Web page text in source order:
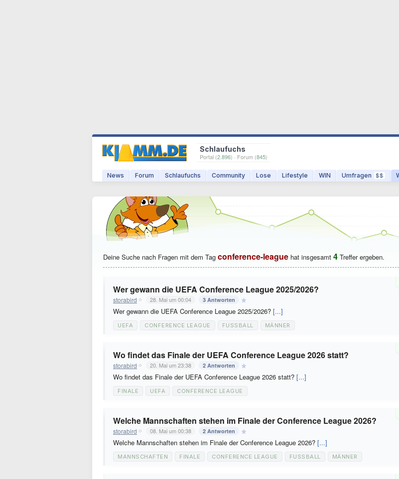
Schlaufuchs
Portal (2.896) · Forum (845)
News Forum Schlaufuchs Community Lose Lifestyle WIN Umfragen $$
Deine Suche nach Fragen mit dem Tag conference-league hat insgesamt 4 Treffer ergeben.
Wer gewann die UEFA Conference League 2025/2026?
storabird 28. Mai um 00:04 3 Antworten
Wer gewann die UEFA Conference League 2025/2026? [...]
UEFA CONFERENCE LEAGUE FUSSBALL MÄNNER
Wo findet das Finale der UEFA Conference League 2026 statt?
storabird 20. Mai um 23:38 2 Antworten
Wo findet das Finale der UEFA Conference League 2026 statt? [...]
FINALE UEFA CONFERENCE LEAGUE
Welche Mannschaften stehen im Finale der Conference League 2026?
storabird 08. Mai um 00:38 2 Antworten
Welche Mannschaften stehen im Finale der Conference League 2026? [...]
MANNSCHAFTEN FINALE CONFERENCE LEAGUE FUSSBALL MÄNNER